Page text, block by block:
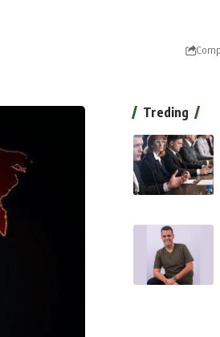
Treding